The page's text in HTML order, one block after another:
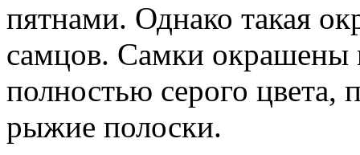
пятнами. Однако такая
самцов. Самки окрашены
полностью серого цвета,
рыжие полоски.